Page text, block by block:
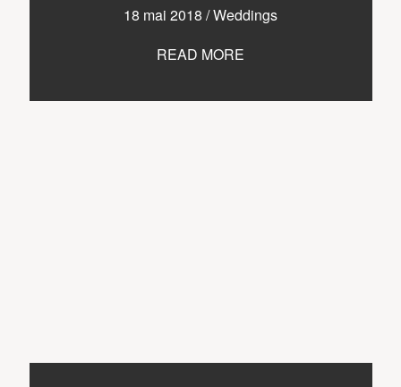
18 mai 2018 /Weddings
READ MORE